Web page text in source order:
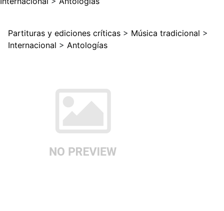
Partituras y ediciones críticas > Música tradicional >
Internacional > Antologías